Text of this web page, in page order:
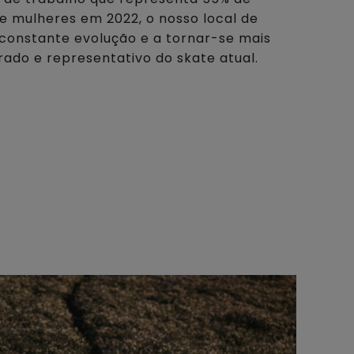
mulheres em 2022, o nosso local de
evolução e a tornar-se mais
e representativo do skate atual.